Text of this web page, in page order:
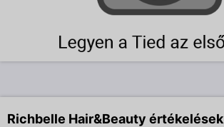
Richbelle Hair&Beauty értékelések